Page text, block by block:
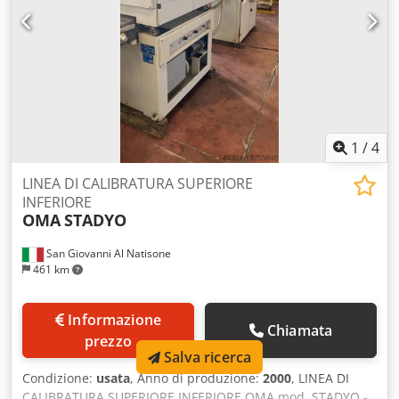
1 /4
San Giovanni Al Natisone
461 km
LINEA DI CALIBRATURA SUPERIORE
INFERIORE
OMASTADYO
prezzo
Chiamata
Condizione: usata, Anno di produzione:2000, LINEA DI
Salva ricerca